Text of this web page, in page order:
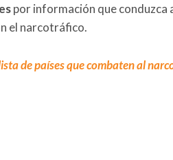
por información que conduzca
el narcotráfico.
de países que combaten al